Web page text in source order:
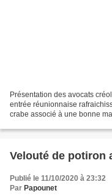
Présentation des avocats
entrée réunionnaise
crabe associé à une bonne
Velouté de potiron
Publié le 11/10/2020 à 23:32
Par Papounet